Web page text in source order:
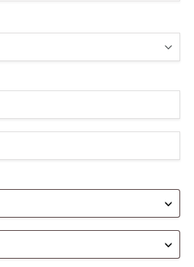
da Audi
Esportividade e Elegância
é uma das marcas mais
premium. Seu lema
— “Avanço p ...
da Mercedes-Benz
da Mercedes-Benz